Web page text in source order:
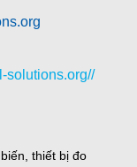
solutions.org//
thiết bị đo